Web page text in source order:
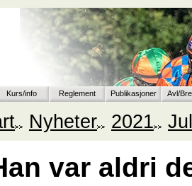
Kurs/info Reglement Publikasjoner Avl/
Nyheter 2021
var aldri